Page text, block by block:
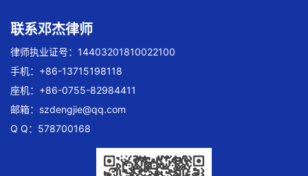
联系邓杰律师
律师执业证号：14403201810022100
手机：+86-13715198118
座机：+86-0755-82984411
邮箱： szdengjie@qq.com
Q Q：578700168